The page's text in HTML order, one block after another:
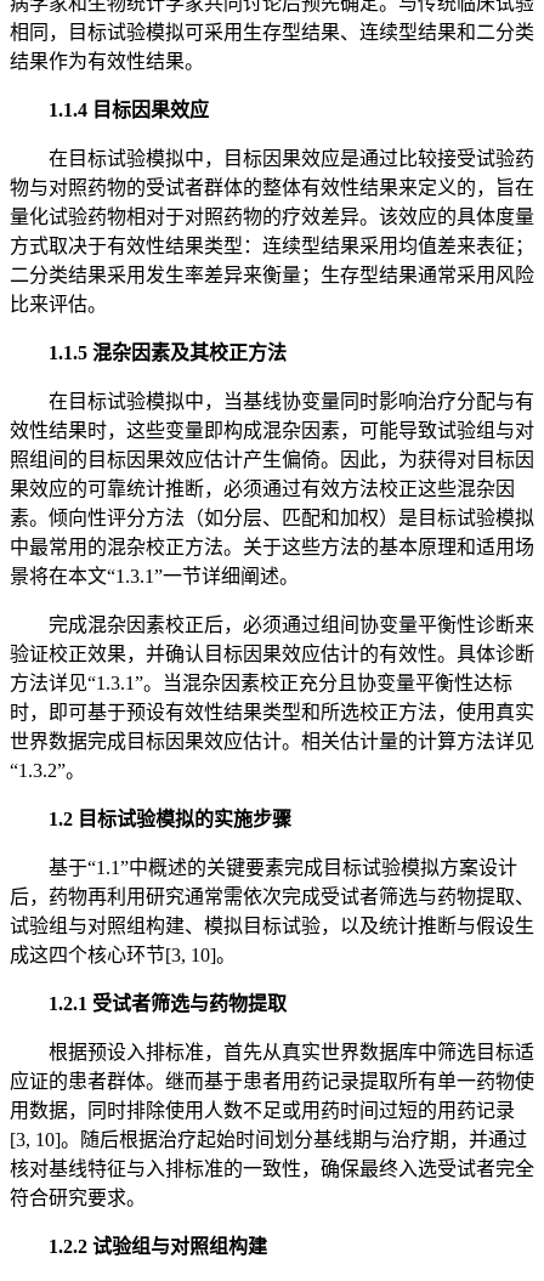
相同，目标试验模拟可采用生存型结果、连续型结果和二分类
结果作为有效性结果。
1.1.4 目标因果效应
在目标试验模拟中，目标因果效应是通过比较接受试验药
物与对照药物的受试者群体的整体有效性结果来定义的，旨在
量化试验药物相对于对照药物的疗效差异。该效应的具体度量
方式取决于有效性结果类型：连续型结果采用均值差来表征；
二分类结果采用发生率差异来衡量；生存型结果通常采用风险
比来评估。
1.1.5 混杂因素及其校正方法
在目标试验模拟中，当基线协变量同时影响治疗分配与有
效性结果时，这些变量即构成混杂因素，可能导致试验组与对
照组间的目标因果效应估计产生偏倚。因此，为获得对目标因
果效应的可靠统计推断，必须通过有效方法校正这些混杂因
素。倾向性评分方法（如分层、匹配和加权）是目标试验模拟
中最常用的混杂校正方法。关于这些方法的基本原理和适用场
景将在本文“1.3.1”一节详细阐述。
完成混杂因素校正后，必须通过组间协变量平衡性诊断来
验证校正效果，并确认目标因果效应估计的有效性。具体诊断
方法详见“1.3.1”。当混杂因素校正充分且协变量平衡性达标
时，即可基于预设有效性结果类型和所选校正方法，使用真实
世界数据完成目标因果效应估计。相关估计量的计算方法详见
“1.3.2”。
1.2 目标试验模拟的实施步骤
基于“1.1”中概述的关键要素完成目标试验模拟方案设计
后，药物再利用研究通常需依次完成受试者筛选与药物提取、
试验组与对照组构建、模拟目标试验，以及统计推断与假设生
成这四个核心环节[3, 10]。
1.2.1 受试者筛选与药物提取
根据预设入排标准，首先从真实世界数据库中筛选目标适
应证的患者群体。继而基于患者用药记录提取所有单一药物使
用数据，同时排除使用人数不足或用药时间过短的用药记录
[3, 10]。随后根据治疗起始时间划分基线期与治疗期，并通过
核对基线特征与入排标准的一致性，确保最终入选受试者完全
符合研究要求。
1.2.2 试验组与对照组构建